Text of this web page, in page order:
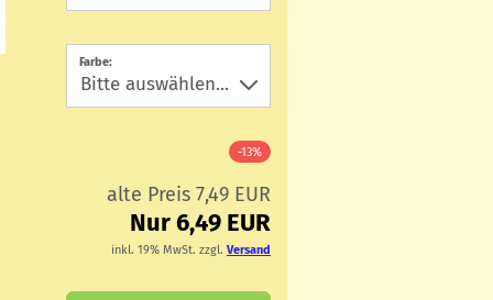
Farbe:
-13%
alte Preis 7,49 EUR
Nur 6,49 EUR
inkl. 19% MwSt. zzgl. Versand